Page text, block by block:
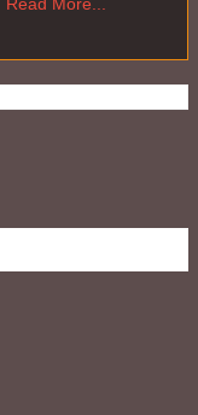
Read More...